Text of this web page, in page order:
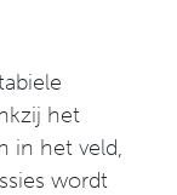
het
in het veld,
wordt